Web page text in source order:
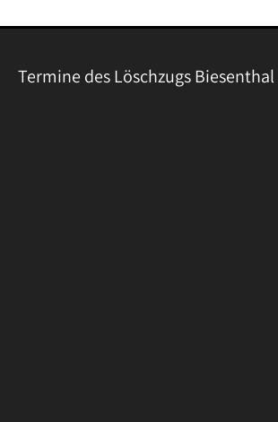
Termine des Löschzugs Biesenthal